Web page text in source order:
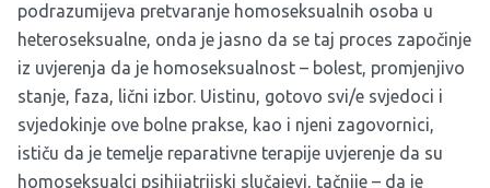
podrazumijeva pretvaranje homoseksualnih osoba u
heteroseksualne, onda je jasno da se taj proces započinje
iz uvjerenja da je homoseksualnost – bolest, promjenjivo
stanje, faza, lični izbor. Uistinu, gotovo svi/e svjedoci i
svjedokinje ove bolne prakse, kao i njeni zagovornici,
ističu da je temelje reparativne terapije uvjerenje da su
homoseksualci psihijatrijski slučajevi, tačnije – da je